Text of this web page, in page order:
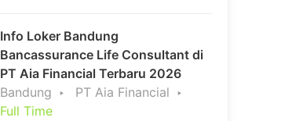
Info Loker Bandung
Bancassurance Life Consultant di
PT Aia Financial Terbaru 2026
Bandung
PT Aia Financial
Full Time